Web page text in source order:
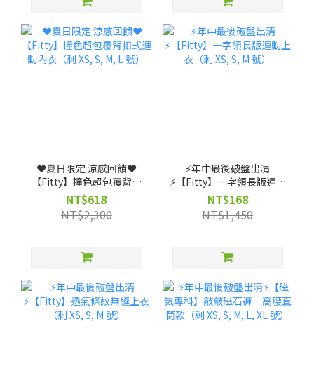
❤️夏日限定 涼感回饋❤️
【Fitty】撞色超包覆背扣
式運動內衣（剩 XS, S, M, L
號）
NT$618
NT$2,300
⚡️年中最後破盤出清
⚡️【Fitty】一字領長版運動
上衣（剩 XS, S, M 號）
NT$168
NT$1,450